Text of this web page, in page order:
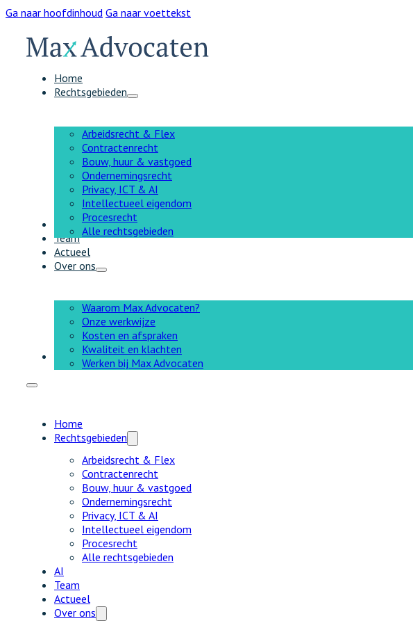
Ga naar hoofdinhoud Ga naar voettekst
Home
Rechtsgebieden
Arbeidsrecht & Flex
Contractenrecht
Bouw, huur & vastgoed
Ondernemingsrecht
Privacy, ICT & AI
Intellectueel eigendom
Procesrecht
Alle rechtsgebieden
Team
Actueel
Over ons
Waarom Max Advocaten?
Onze werkwijze
Kosten en afspraken
Kwaliteit en klachten
Werken bij Max Advocaten
ENG
Home
Rechtsgebieden
Arbeidsrecht & Flex
Contractenrecht
Bouw, huur & vastgoed
Ondernemingsrecht
Privacy, ICT & AI
Intellectueel eigendom
Procesrecht
Alle rechtsgebieden
AI
Team
Actueel
Over ons